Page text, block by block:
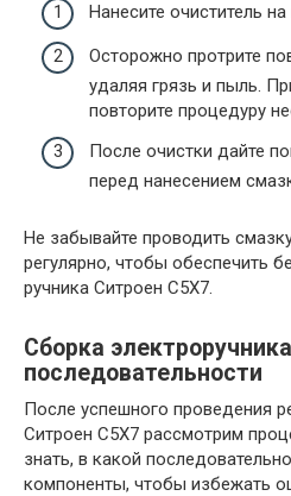
Нанесите очиститель
Осторожно протрите
удаляя грязь и пыль.
повторите процедуру
После очистки дайте
перед нанесением
Не забывайте проводить
регулярно, чтобы обеспечить
ручника Ситроен С5Х7.
Сборка
последовательности
После успешного проведения
Ситроен С5Х7 рассмотрим
знать, в какой
компоненты, чтобы избежать